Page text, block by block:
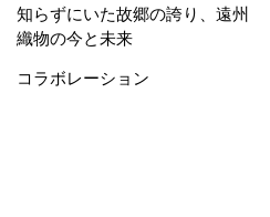
知らずにいた故郷の誇り、遠州
織物の今と未来
コラボレーション